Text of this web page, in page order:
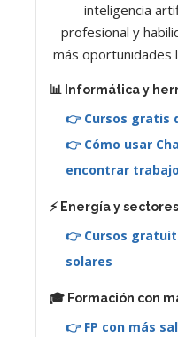
inteligencia
profesional y
más oportunidades
📊 Informática y
👉 Cursos gratis
👉 Cómo usar
encontrar trabajo
⚡ Energía y
👉 Cursos
solares
🎓 Formación con
👉 FP con más